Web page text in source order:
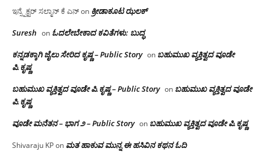
ಇನ್ಸ್ಪೆಕ್ಟರ್ ಸಲ್ಮಾನ್ ಕೆ ಎನ್on ಕ್ರೀಡಾಕೂಟ ಝಲಕ್
Suresh on ಓದಲೇಬೇಕಾದ‌ ಕವಿತೆಗಳು: ಬುದ್ಧ
ಕನ್ನಡಕ್ಕಾಗಿ ಜೈಲು ಸೇರಿದ ಕೃಷ್ಣ – Public Story on ಬಹುಮುಖ ವ್ಯಕ್ತಿತ್ವದ ವೂಡೇ
ಪಿ.ಕೃಷ್ಣ
ಬಹುಮುಖ ವ್ಯಕ್ತಿತ್ವದ ವೂಡೇ ಪಿ.ಕೃಷ್ಣ – Public Story on ಬಹುಮುಖ ವ್ಯಕ್ತಿತ್ವದ ವೂಡೇ
ಪಿ.ಕೃಷ್ಣ
ವೂಡೇ ಮನೆತನ – ಭಾಗ ೨ – Public Story on ಬಹುಮುಖ ವ್ಯಕ್ತಿತ್ವದ ವೂಡೇ ಪಿ.ಕೃಷ್ಣ
Shivaraju KPon ಮತ ಹಾಕುವ ಮುನ್ನ ಈ ಹಸಿವಿನ ಕಥನ ಓದಿ